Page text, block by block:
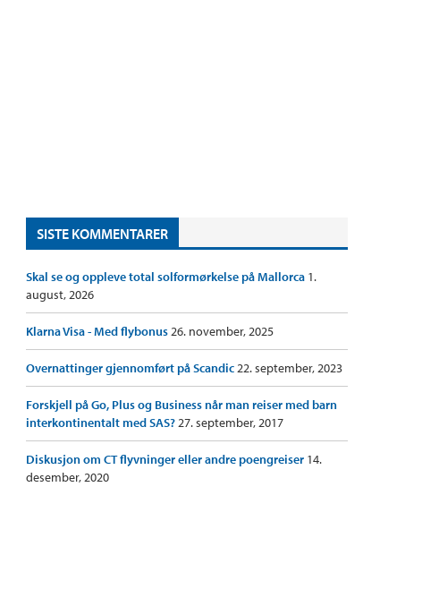
SISTE KOMMENTARER
Skal se og oppleve total solformørkelse på Mallorca 1.
august, 2026
Klarna Visa - Med flybonus26. november, 2025
Overnattinger gjennomført på Scandic22. september, 2023
Forskjell på Go, Plus og Business når man reiser med barn
interkontinentalt med SAS?27. september, 2017
Diskusjon om CT flyvninger eller andre poengreiser 14.
desember, 2020